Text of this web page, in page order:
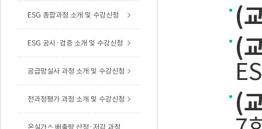
ESG 종합과정 소개 및 수강신청
ESG 공시·검증 소개 및 수강신청
공급망실사 과정 소개 및 수강신청
전과정평가 과정 소개 및 수강신청
온실가스 배출량 산정·저감 과정
(
(
(